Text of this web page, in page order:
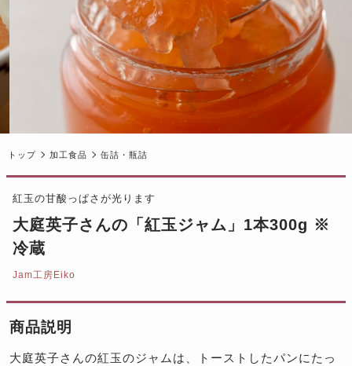
トップ 加工食品 缶詰・瓶詰
紅玉の甘酸っぱさが光ります
大庭英子さんの「紅玉ジャム」1本300g ※
冷蔵
Jam工房Eiko
商品説明
大庭英子さんの紅玉のジャムは、トーストしたパンにたっ